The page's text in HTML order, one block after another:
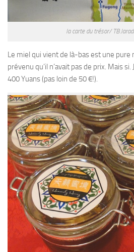
la carte du trésor/
Le miel qui vient de là-bas est une pure
prévenu qu’il n’avait pas de prix. Mais
400 Yuans (pas loin de 50 €!).